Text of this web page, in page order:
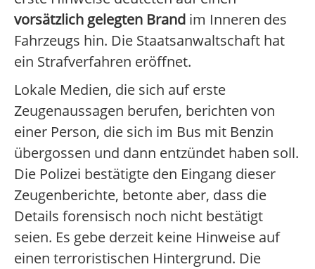
vorsätzlich gelegten Brand im Inneren des
Fahrzeugs hin. Die Staatsanwaltschaft hat
ein Strafverfahren eröffnet.
Lokale Medien, die sich auf erste
Zeugenaussagen berufen, berichten von
einer Person, die sich im Bus mit Benzin
übergossen und dann entzündet haben soll.
Die Polizei bestätigte den Eingang dieser
Zeugenberichte, betonte aber, dass die
Details forensisch noch nicht bestätigt
seien. Es gebe derzeit keine Hinweise auf
einen terroristischen Hintergrund. Die